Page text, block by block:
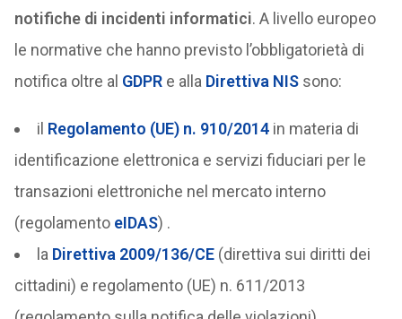
notifiche di incidenti informatici. A livello europeo
le normative che hanno previsto l’obbligatorietà di
notifica oltre al GDPRe alla Direttiva NISsono:
il Regolamento (UE) n. 910/2014in materia di
identificazione elettronica e servizi fiduciari per le
transazioni elettroniche nel mercato interno
(regolamento eIDAS) .
la Direttiva 2009/136/CE(direttiva sui diritti dei
cittadini) e regolamento (UE) n. 611/2013